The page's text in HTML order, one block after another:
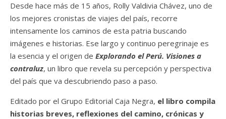
Desde hace más de 15 años, Rolly Valdivia Chávez, uno de
los mejores cronistas de viajes del país, recorre
intensamente los caminos de esta patria buscando
imágenes e historias. Ese largo y continuo peregrinaje es
la esencia y el origen de Explorando el Perú. Visiones a
contraluz, un libro que revela su percepción y perspectiva
del país que va descubriendo paso a paso.
Editado por el Grupo Editorial Caja Negra, el libro compila
historias breves, reflexiones del camino, crónicas y